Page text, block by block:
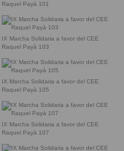
Raquel Payà 101
IX Marcha Solidaria a favor del CEE
Raquel Payà 103
IX Marcha Solidaria a favor del CEE
Raquel Payà 105
IX Marcha Solidaria a favor del CEE
Raquel Payà 107